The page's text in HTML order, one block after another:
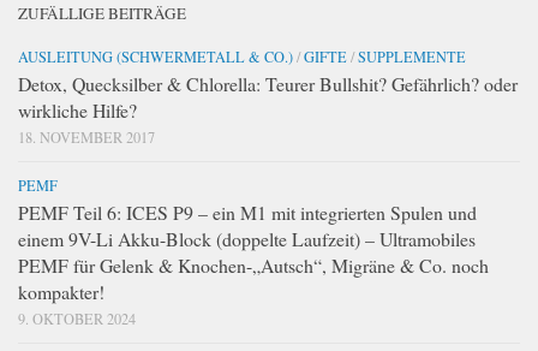
ZUFÄLLIGE BEITRÄGE
AUSLEITUNG (SCHWERMETALL & CO.)/GIFTE/SUPPLEMENTE
Detox, Quecksilber & Chlorella: Teurer Bullshit? Gefährlich? oder
wirkliche Hilfe?
18. NOVEMBER 2017
PEMF
PEMF Teil 6: ICES P9 – ein M1 mit integrierten Spulen und
einem 9V-Li Akku-Block (doppelte Laufzeit) – Ultramobiles
PEMF für Gelenk & Knochen-„Autsch“, Migräne & Co. noch
kompakter!
9. OKTOBER 2024